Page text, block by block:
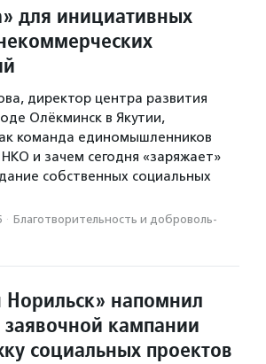
для инициативных
директор центра развития
Олёкминск в Якутии,
команда единомышленников
и зачем сегодня «заряжает»
собственных социальных
· Благотвори­тель­ность и доброволь­
напомнил
кампании
социальных проектов